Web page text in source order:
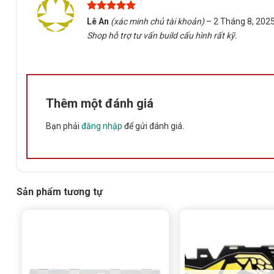
Được xếp
hạng5 5
sao
Lê An (xác minh chủ tài khoản) – 2 Tháng 8,
Shop hỗ trợ tư vấn build cấu hình rất kỹ.
Thêm một đánh giá
Bạn phải đăng nhập để gửi đánh giá.
Sản phẩm tương tự